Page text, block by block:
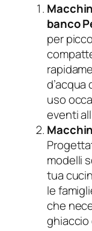
banco
per
d’acqua
uso
eventi
modelli
tua
le
che